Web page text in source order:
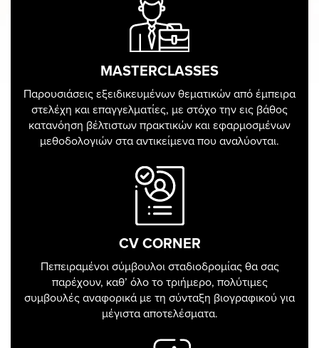
MASTERCLASSES
Παρουσιάσεις εξειδικευμένων θεματικών από έμπειρα
στελέχη και επαγγελματίες, με στόχο την εις βάθος
κατανόηση βέλτιστων πρακτικών και εφαρμοσμένων
μεθοδολογιών στα αντικείμενα που αναλύονται.
CV CORNER
Πεπειραμένοι σύμβουλοι σταδιοδρομίας θα σας
παρέχουν, καθ’ όλο το τριήμερο, πολύτιμες
συμβουλές αναφορικά με τη σύνταξη βιογραφικού για
μέγιστα αποτελέσματα.